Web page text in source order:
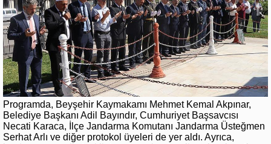
Programda, Beyşehir Kaymakamı Mehmet Kemal Akpınar,
Belediye Başkanı Adil Bayındır, Cumhuriyet Başsavcısı
Necati Karaca, İlçe Jandarma Komutanı Jandarma Üsteğmen
Serhat Arlı ve diğer protokol üyeleri de yer aldı. Ayrıca,